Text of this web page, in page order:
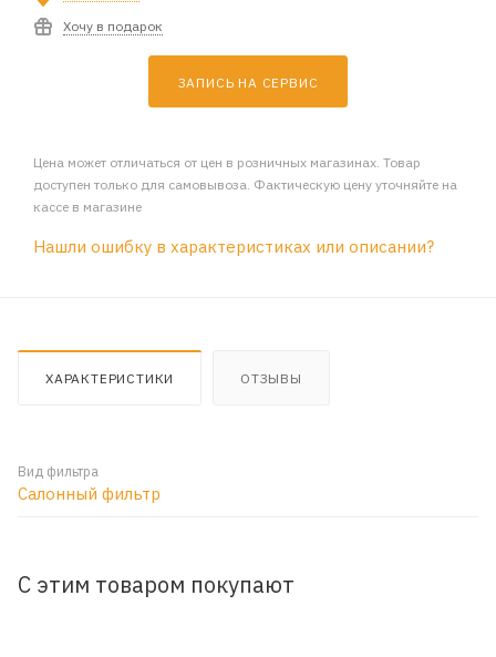
Хочу в подарок
ЗАПИСЬ НА СЕРВИС
Цена может отличаться от цен в розничных магазинах. Товар
доступен только для самовывоза. Фактическую цену уточняйте на
кассе в магазине
Нашли ошибку в характеристиках или описании?
ХАРАКТЕРИСТИКИ ОТЗЫВЫ
Вид фильтра
Салонный фильтр
С этим товаром покупают